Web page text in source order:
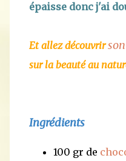
épaisse donc j'ai
Et allez découvrir
sur la beauté au
Ingrédients
100 gr de